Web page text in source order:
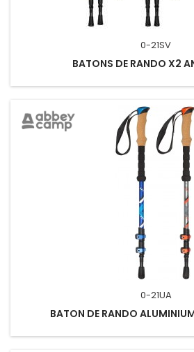
0-21SV
BATONS DE RANDO X2
0-21UA
BATON DE RANDO